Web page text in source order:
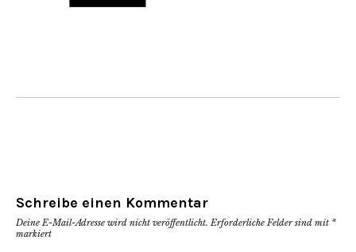
Schreibe einen Kommentar
Deine E-Mail-Adresse wird nicht veröffentlicht. Erforderliche Felder sind mit *
markiert